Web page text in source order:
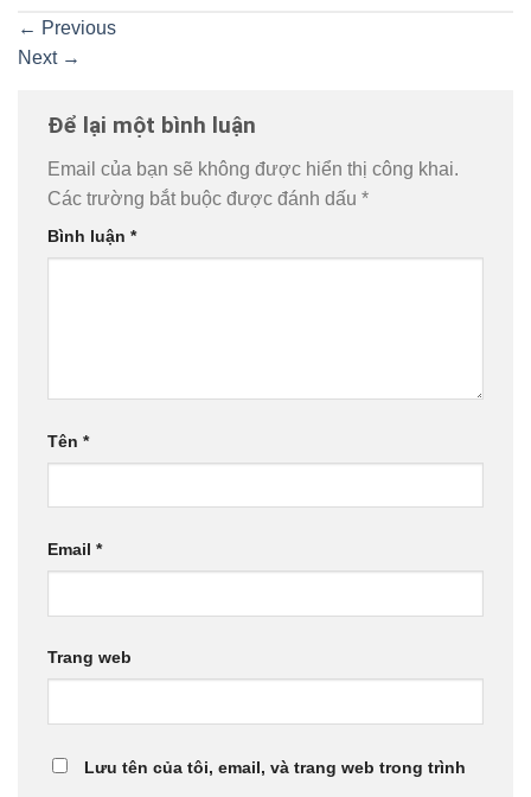
← Previous
Next →
Để lại một bình luận
Email của bạn sẽ không được hiển thị công khai.
Các trường bắt buộc được đánh dấu *
Bình luận *
Tên *
Email *
Trang web
Lưu tên của tôi, email, và trang web trong trình